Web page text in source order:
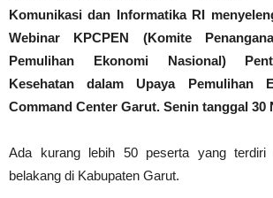
Komunikasi dan Informatika RI
Webinar KPCPEN (Komite
Pemulihan Ekonomi Nasional)
Kesehatan dalam Upaya Pemulihan
Command Center Garut. Senin tanggal 30
Ada kurang lebih 50 peserta yang terdiri
belakang di Kabupaten Garut.